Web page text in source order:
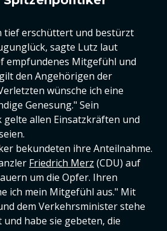
tief erschüttert und bestürzt
sagte Lutz laut
empfundenes Mitgefühl und
den Angehörigen der
wünsche ich eine
Genesung." Sein
gelte allen Einsatzkräften und
bekundeten ihre Anteilnahme.
Friedrich Merz (CDU) auf
um die Opfer. Ihren
ich mein Mitgefühl aus." Mit
dem Verkehrsminister stehe
habe sie gebeten, die